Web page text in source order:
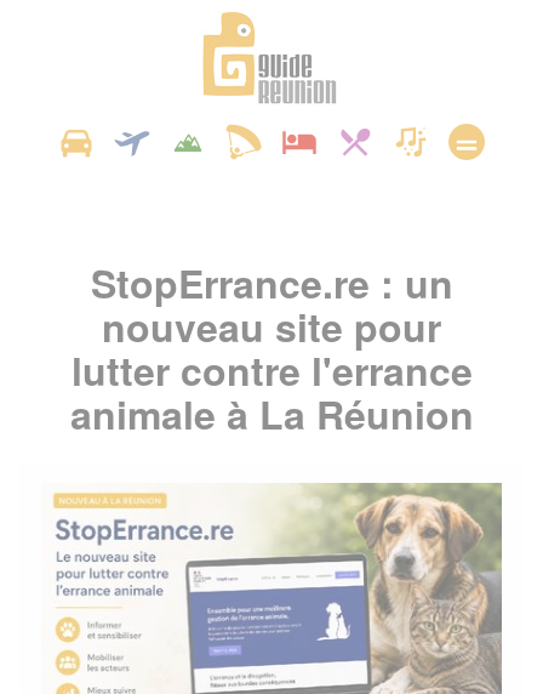
StopErrance.re : un
nouveau site pour
lutter contre l'errance
animale à La Réunion
Panneau de gestion des cookies